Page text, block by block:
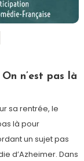
n’est pas là
sa rentrée, le
là pour
un sujet pas
d’Azheimer. Dans